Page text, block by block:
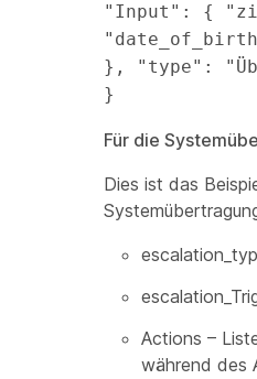
"Input": {
}, "type":
}
Für die
Dies ist das
Actions –
während des